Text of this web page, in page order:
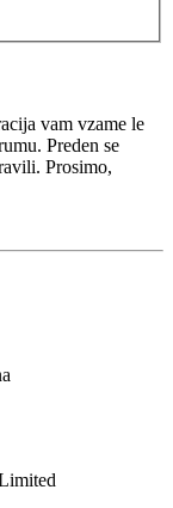
vam vzame le
Preden se
Prosimo,